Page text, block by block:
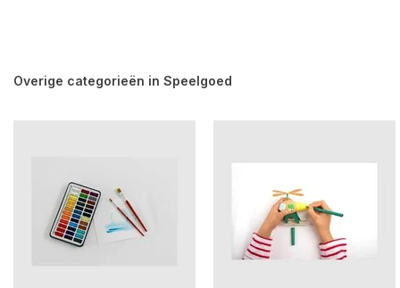
Overige categorieën in Speelgoed